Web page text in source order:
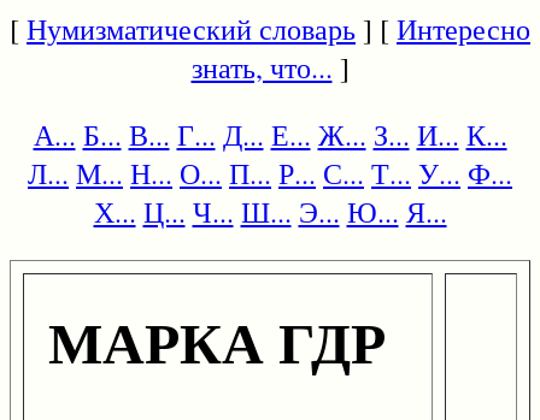
[Нумизматический словарь] [Интересно
знать, что... ]
А... Б... В... Г... Д... Е... Ж... З... И... К...
Л... М... Н... О... П... Р... С... Т... У... Ф...
Х... Ц... Ч... Ш... Э... Ю... Я...
МАРКА ГДР